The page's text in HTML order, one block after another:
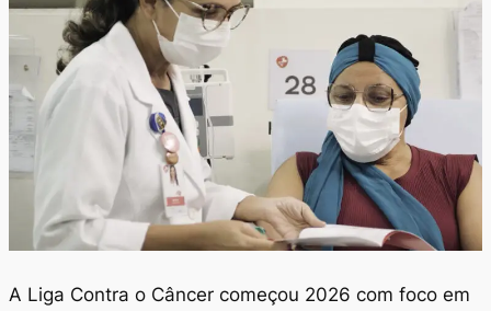
A Liga Contra o Câncer começou 2026 com foco em